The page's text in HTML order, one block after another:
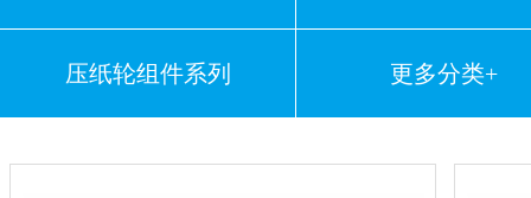
压纸轮组件系列 更多分类+